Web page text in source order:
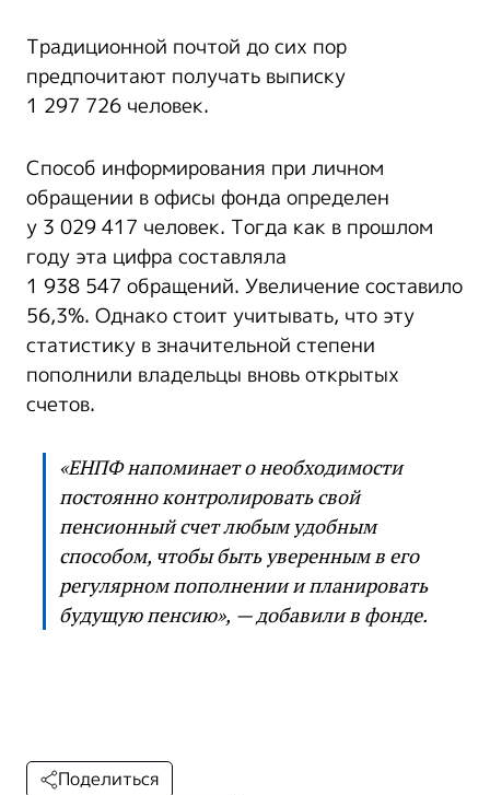
Традиционной почтой до сих пор
предпочитают получать выписку
1 297 726 человек.
Способ информирования при личном
обращении в офисы фонда определен
у 3 029 417 человек. Тогда как в прошлом
году эта цифра составляла
1 938 547 обращений. Увеличение составило
56,3%. Однако стоит учитывать, что эту
статистику в значительной степени
пополнили владельцы вновь открытых
счетов.
«ЕНПФ напоминает о необходимости
постоянно контролировать свой
пенсионный счет любым удобным
способом, чтобы быть уверенным в его
регулярном пополнении и планировать
будущую пенсию», — добавили в фонде.
Поделиться